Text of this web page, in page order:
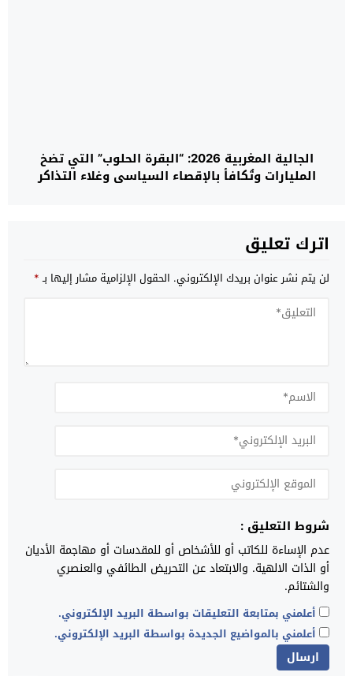
الجالية المغربية 2026: “البقرة الحلوب” التي تضخ
المليارات وتُكافأ بالإقصاء السياسي وغلاء التذاكر
اترك تعليق
لن يتم نشر عنوان بريدك الإلكتروني. الحقول الإلزامية مشار إليها بـ*
شروط التعليق :
عدم الإساءة للكاتب أو للأشخاص أو للمقدسات أو مهاجمة الأديان
أو الذات الالهية. والابتعاد عن التحريض الطائفي والعنصري
والشتائم.
أعلمني بمتابعة التعليقات بواسطة البريد الإلكتروني.
أعلمني بالمواضيع الجديدة بواسطة البريد الإلكتروني.